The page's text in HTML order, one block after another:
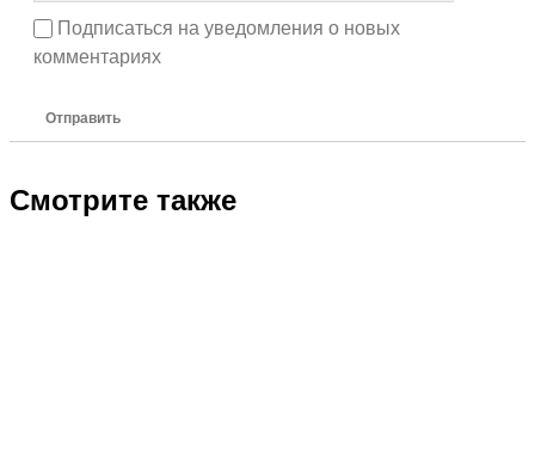
Подписаться на уведомления о новых
комментариях
Отправить
Смотрите также